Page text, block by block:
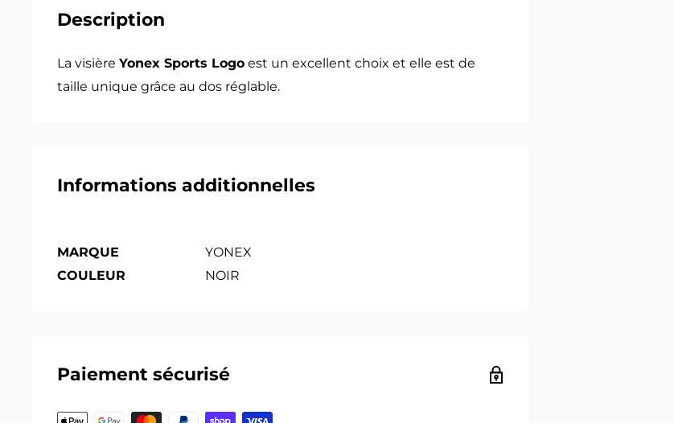
Description
La visière Yonex Sports Logo est un excellent choix et elle est de
taille unique grâce au dos réglable.
Informations additionnelles
MARQUE
YONEX
COULEUR
NOIR
Paiement sécurisé